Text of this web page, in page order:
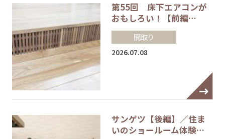
第55回 床下エアコンが
おもしろい！【前編…
間取り
2026.07.08
サンゲツ【後編】／住ま
いのショールーム体験…